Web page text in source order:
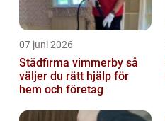
07 juni 2026
Städfirma vimmerby så
väljer du rätt hjälp för
hem och företag